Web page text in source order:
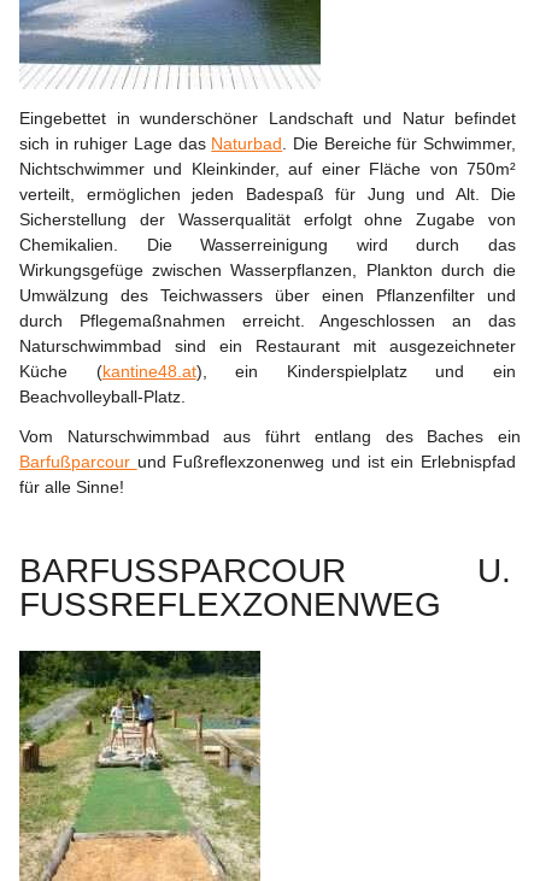
Eingebettet in wunderschöner Landschaft und Natur befindet
sich in ruhiger Lage das Naturbad . Die Bereiche für Schwimmer,
Nichtschwimmer und Kleinkinder, auf einer Fläche von 750m²
verteilt, ermöglichen jeden Badespaß für Jung und Alt. Die
Sicherstellung der Wasserqualität erfolgt ohne Zugabe von
Chemikalien. Die Wasserreinigung wird durch das
Wirkungsgefüge zwischen Wasserpflanzen, Plankton durch die
Umwälzung des Teichwassers über einen Pflanzenfilter und
durch Pflegemaßnahmen erreicht. Angeschlossen an das
Naturschwimmbad sind ein Restaurant mit ausgezeichneter
Küche (kantine48.at), ein Kinderspielplatz und ein
Beachvolleyball-Platz.
Vom Naturschwimmbad aus führt entlang des Baches ein
Barfußparcour und Fußreflexzonenweg und ist ein Erlebnispfad
für alle Sinne!
BARFUSSPARCOUR U.
FUSSREFLEXZONENWEG